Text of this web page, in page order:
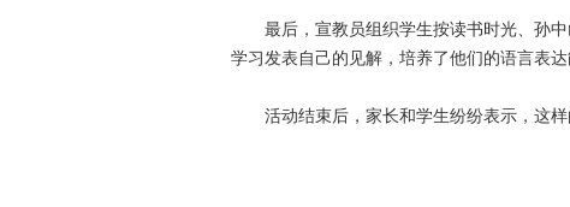
最后，宣教员组织学生按读书时光、孙中
学习发表自己的见解，培养了他们的语言表达
活动结束后，家长和学生纷纷表示，这样